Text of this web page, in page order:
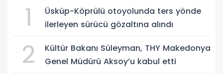
1
Üsküp-Köprülü otoyolunda ters yönde
ilerleyen sürücü gözaltına alındı
2
Kültür Bakanı Süleyman, THY Makedonya
Genel Müdürü Aksoy’u kabul etti